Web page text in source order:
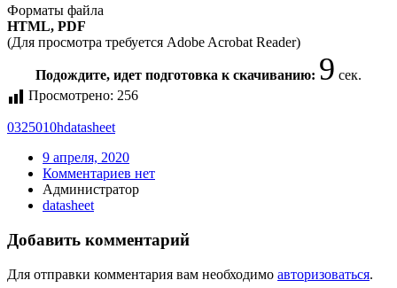
Форматы файла
HTML, PDF
(Для просмотра требуется Adobe Acrobat Reader)
Подождите, идет подготовка к скачиванию: 9 сек.
Просмотрено: 256
0325010hdatasheet
9 апреля, 2020
Комментариев нет
Администратор
datasheet
Добавить комментарий
Для отправки комментария вам необходимо авторизоваться.